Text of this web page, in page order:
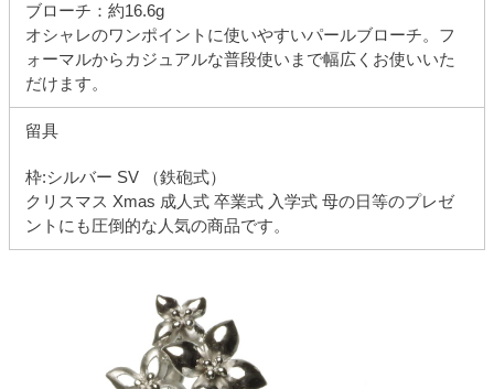
ブローチ：約16.6g
オシャレのワンポイントに使いやすいパールブローチ。フ
ォーマルからカジュアルな普段使いまで幅広くお使いいた
だけます。
留具
枠:シルバー SV （鉄砲式）
クリスマス Xmas 成人式 卒業式 入学式 母の日等のプレゼ
ントにも圧倒的な人気の商品です。